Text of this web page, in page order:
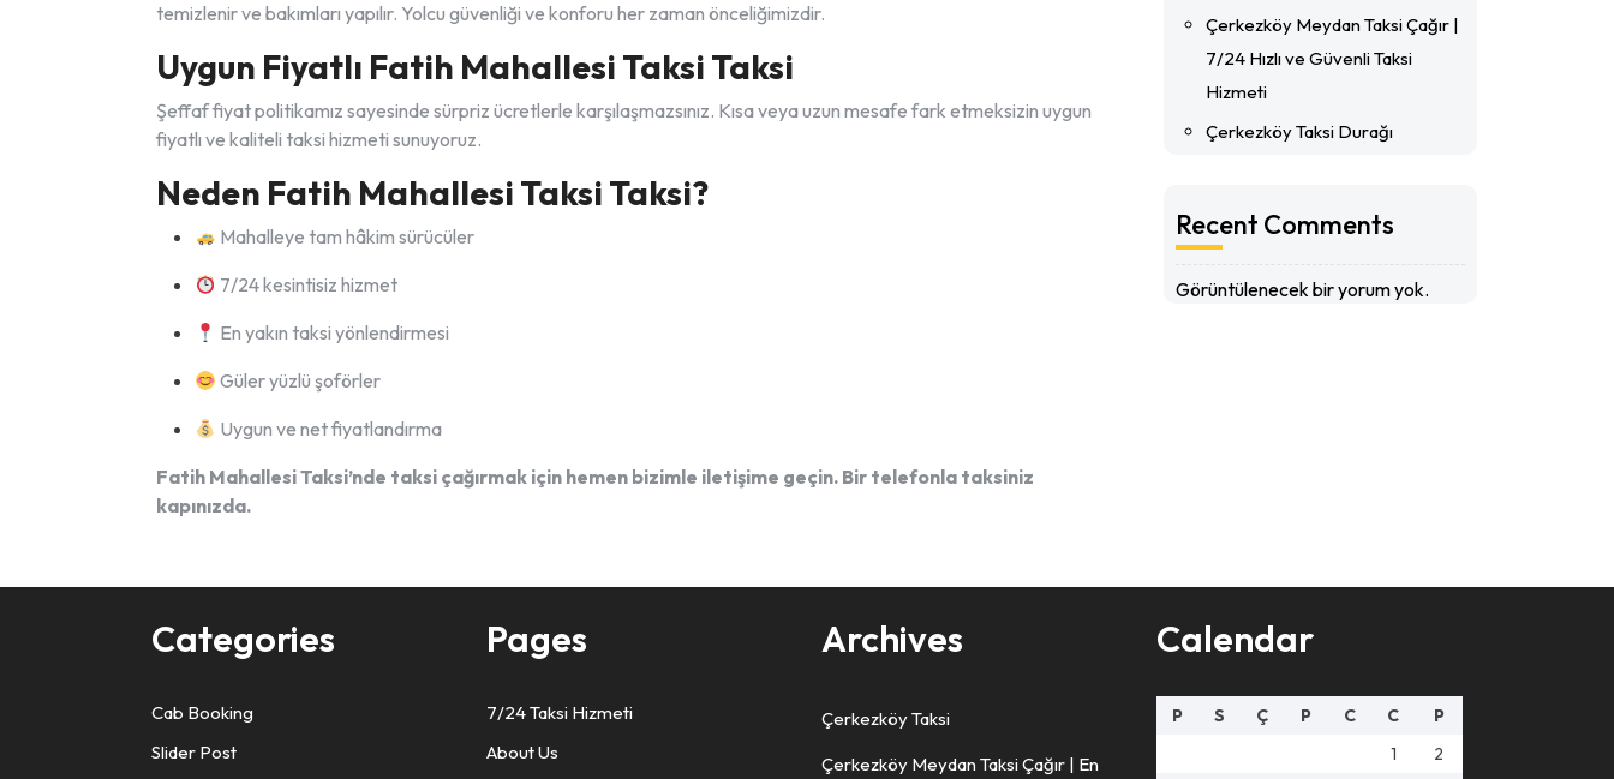
temizlenir ve bakımları yapılır. Yolcu güvenliği ve konforu her zaman önceliğimizdir.
Uygun Fiyatlı Fatih Mahallesi Taksi Taksi
Şeffaf fiyat politikamız sayesinde sürpriz ücretlerle karşılaşmazsınız. Kısa veya uzun mesafe fark etmeksizin uygun
fiyatlı ve kaliteli taksi hizmeti sunuyoruz.
Neden Fatih Mahallesi Taksi Taksi?
Mahalleye tam hâkim sürücüler
7/24 kesintisiz hizmet
En yakın taksi yönlendirmesi
Güler yüzlü şoförler
Uygun ve net fiyatlandırma
Fatih Mahallesi Taksi’nde taksi çağırmak için hemen bizimle iletişime geçin. Bir telefonla taksiniz
kapınızda.
Çerkezköy Meydan Taksi Çağır |
7/24 Hızlı ve Güvenli Taksi
Hizmeti
Çerkezköy Taksi Durağı
Recent Comments
Görüntülenecek bir yorum yok.
Categories
Cab Booking
Slider Post
Pages
7/24 Taksi Hizmeti
About Us
Archives
Çerkezköy Taksi
Çerkezköy Meydan Taksi Çağır | En
Calendar
P S Ç P C C
P
1
2